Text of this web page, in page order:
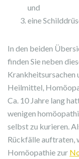
und
eine
In den beiden
finden Sie neben
Krankheitsursachen
Heilmittel,
Ca. 10 Jahre lang
wenigen
selbst zu kurieren.
Rückfälle auftraten,
Homöopathie zur